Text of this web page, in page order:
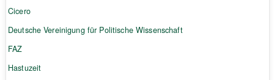
Cicero
Deutsche Vereinigung für Politische Wissenschaft
FAZ
Hastuzeit